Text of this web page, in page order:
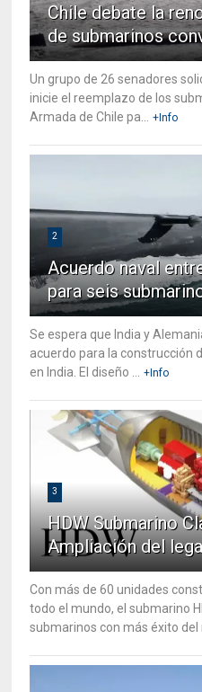
Chile debate la
de submarinos
Un grupo de 26 senadores
inicie el reemplazo de los
Armada de Chile pa...
+Info
2
Acuerdo naval
para seis
Se espera que India y
acuerdo para la construcción
en India. El diseño ...
+Info
3
HDW Submarino
Ampliación del
Con más de 60 unidades
todo el mundo, el submarino
submarinos con más éxito del